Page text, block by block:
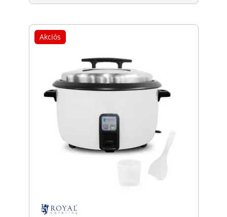
Akciós